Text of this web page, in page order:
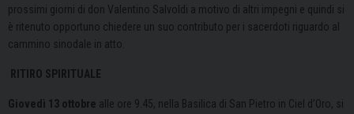
prossimi giorni di don Valentino Salvoldi a motivo di altri impegni e quindi si
è ritenuto opportuno chiedere un suo contributo per i sacerdoti riguardo al
cammino sinodale in atto.
RITIRO SPIRITUALE
Giovedì 13 ottobre alle ore 9.45, nella Basilica di San Pietro in Ciel d’Oro, si